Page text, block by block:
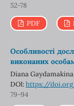
52-78
PDF
Особливості
виконаних
Diana
DOI:https://
79-94